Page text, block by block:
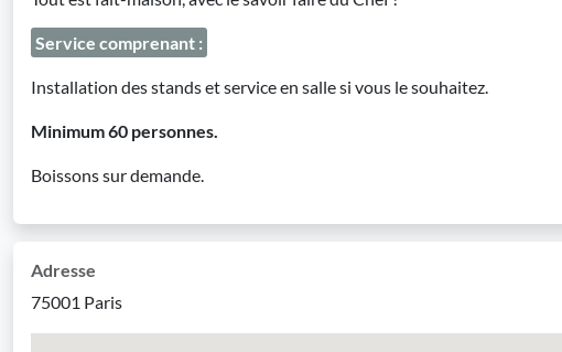
Service comprenant :
Installation des stands et service en salle si vous le souhaitez.
Minimum 60 personnes.
Boissons sur demande.
Adresse
75001 Paris